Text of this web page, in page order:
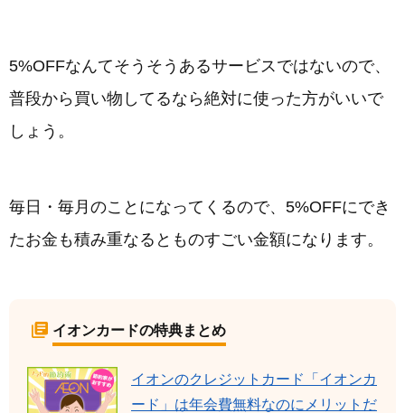
5%OFFなんてそうそうあるサービスではないので、
普段から買い物してるなら絶対に使った方がいいで
しょう。
毎日・毎月のことになってくるので、5%OFFにでき
たお金も積み重なるとものすごい金額になります。
イオンカードの特典まとめ
イオンのクレジットカード「イオンカ
ード」は年会費無料なのにメリットだ